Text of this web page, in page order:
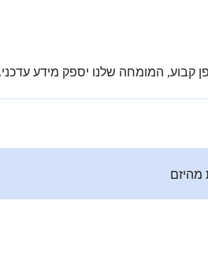
קבוע, המומחה שלנו יספק מידע עדכני.
מהיזם